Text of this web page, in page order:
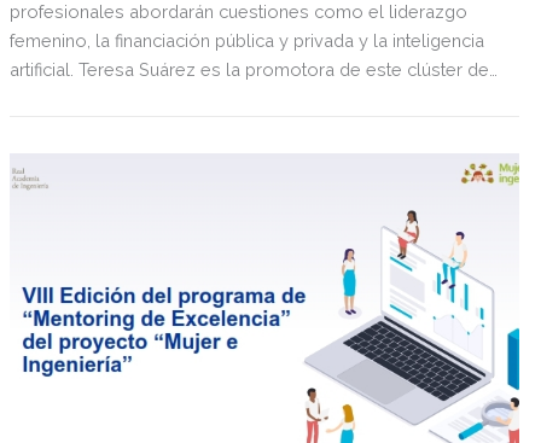
profesionales abordarán cuestiones como el liderazgo
femenino, la financiación pública y privada y la inteligencia
artificial. Teresa Suárez es la promotora de este clúster de
cuenta con la colaboración de la Consejería de Universidad,
Investigación e Innovación de la Junta de Andalucía, la
Fundación La Caixa, Mecus, Raiola y workINcompany.